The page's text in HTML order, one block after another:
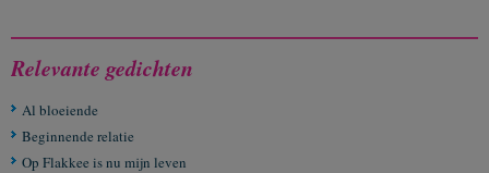
Relevante gedichten
Al bloeiende
Beginnende relatie
Op Flakkee is nu mijn leven